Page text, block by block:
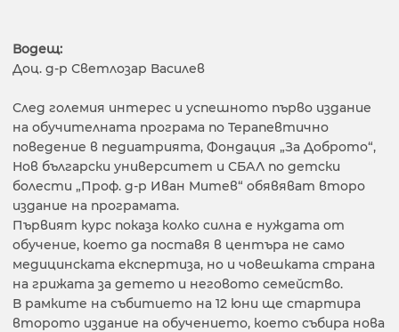
Водещ:
Доц. д-р Светлозар Василев
След големия интерес и успешното първо издание
на обучителната програма по Терапевтично
поведение в педиатрията, Фондация „За Доброто“,
Нов български университет и СБАЛ по детски
болести „Проф. д-р Иван Митев“ обявяват второ
издание на програмата.
Първият курс показа колко силна е нуждата от
обучение, което да поставя в центъра не само
медицинската експертиза, но и човешката страна
на грижата за детето и неговото семейство.
В рамките на събитието на 12 юни ще стартира
второто издание на обучението, което събира нова